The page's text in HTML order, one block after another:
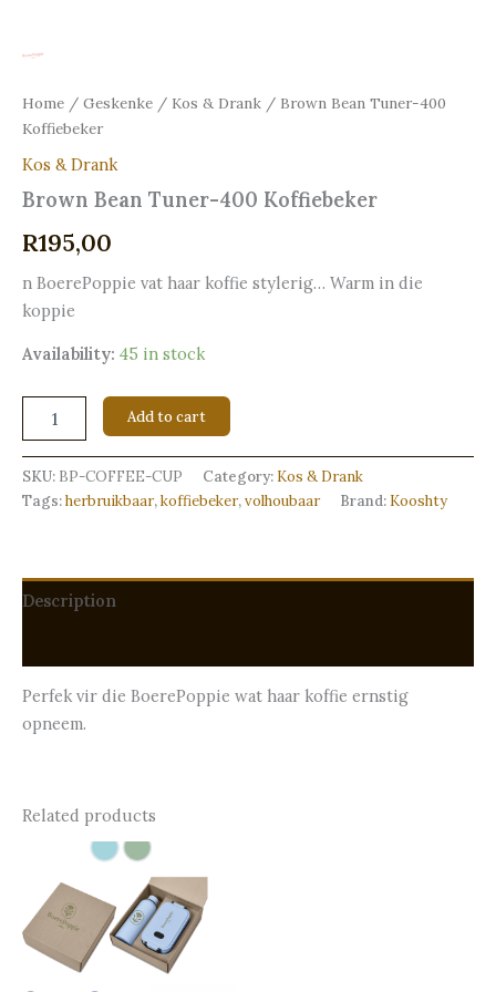
Home / Geskenke / Kos & Drank / Brown Bean Tuner-400
Koffiebeker
Kos & Drank
Brown Bean Tuner-400 Koffiebeker
R195,00
n BoerePoppie vat haar koffie stylerig… Warm in die
koppie
Availability: 45 in stock
Add to cart
SKU: BP-COFFEE-CUP Category: Kos & Drank
Tags:herbruikbaar,koffiebeker,volhoubaar Brand: Kooshty
Description
Perfek vir die BoerePoppie wat haar koffie ernstig
opneem.
Related products